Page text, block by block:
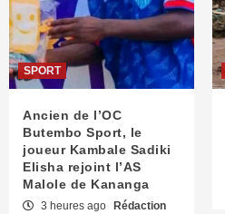
SPORT
Ancien de l’OC
Butembo Sport, le
joueur Kambale Sadiki
Elisha rejoint l’AS
Malole de Kananga
3 heures ago
Rédaction